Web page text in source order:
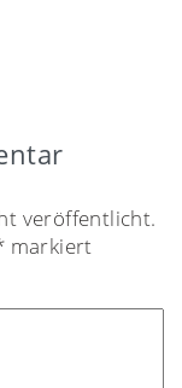
veröffentlicht.
markiert